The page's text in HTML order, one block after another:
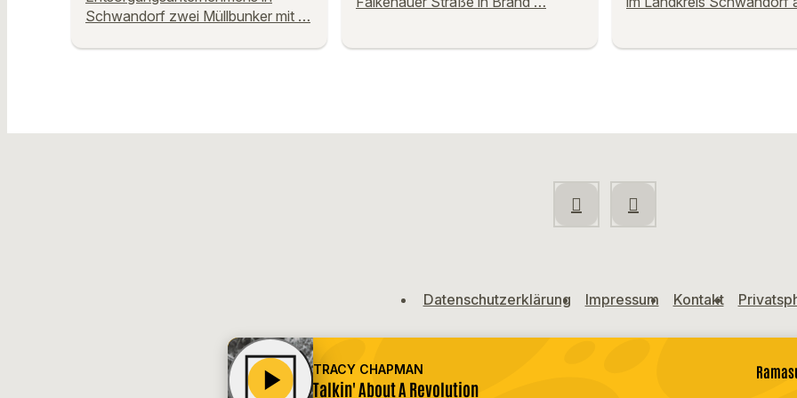
Schwandorf zwei Müllbunker mit …
Datenschutzerklärung Impressum Kontakt
TRACY CHAPMAN
Talkin' About A Revolution
play_arrow